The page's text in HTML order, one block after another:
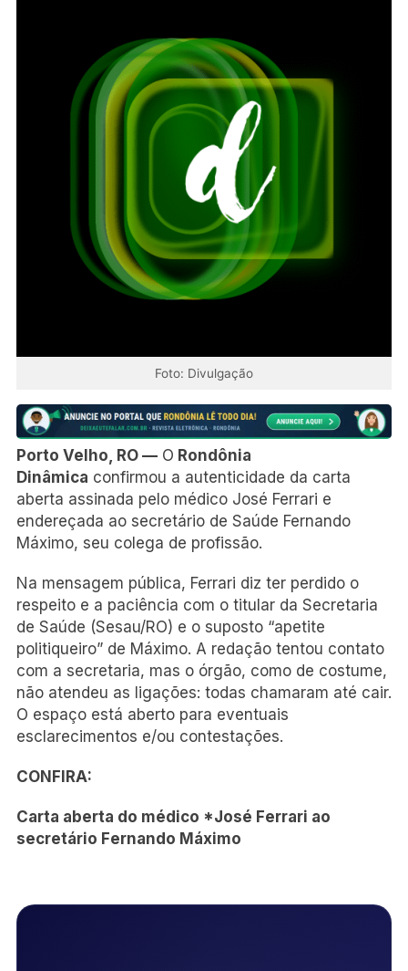
Foto: Divulgação
Porto Velho, RO — O Rondônia
Dinâmica confirmou a autenticidade da carta
aberta assinada pelo médico José Ferrari e
endereçada ao secretário de Saúde Fernando
Máximo, seu colega de profissão.
Na mensagem pública, Ferrari diz ter perdido o
respeito e a paciência com o titular da Secretaria
de Saúde (Sesau/RO) e o suposto “apetite
politiqueiro” de Máximo. A redação tentou contato
com a secretaria, mas o órgão, como de costume,
não atendeu as ligações: todas chamaram até cair.
O espaço está aberto para eventuais
esclarecimentos e/ou contestações.
CONFIRA:
Carta aberta do médico *José Ferrari ao
secretário Fernando Máximo